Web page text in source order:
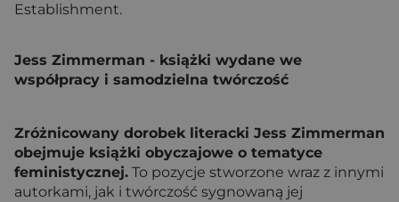
Establishment.
Jess Zimmerman - książki wydane we
współpracy i samodzielna twórczość
Zróżnicowany dorobek literacki Jess Zimmerman
obejmuje książki obyczajowe o tematyce
feministycznej. To pozycje stworzone wraz z innymi
autorkami, jak i twórczość sygnowaną jej